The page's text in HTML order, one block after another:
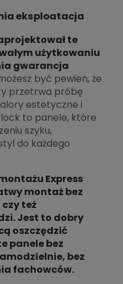
eksploatacja
te
użytkowaniu
gwarancja
być pewien, że
przetrwa próbę
estetyczne i
to panele, które
szyku,
do każdego
Express
montaż bez
też
Jest to dobry
oszczędzić
panele bez
bez
fachowców.